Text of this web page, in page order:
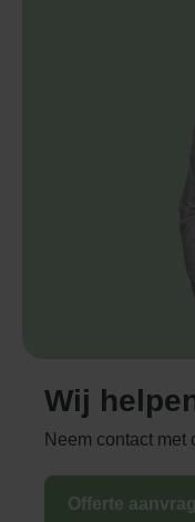
Wij
Neem contact met
Offerte